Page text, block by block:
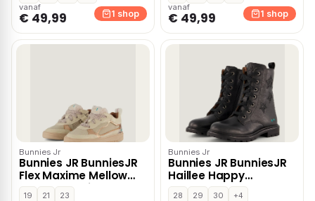
vanaf
€ 49,99 1 shop
vanaf
€ 49,99 1 shop
Bunnies Jr
Bunnies JR BunniesJR
Flex Maxime Mellow
Sneakers beige
19 21
23
Bunnies Jr
Bunnies JR BunniesJR
Haillee Happy
Veterboots zwart Leer
28 29 30
+4